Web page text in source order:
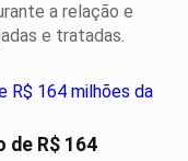
a relação e
e tratadas.
de R$ 164